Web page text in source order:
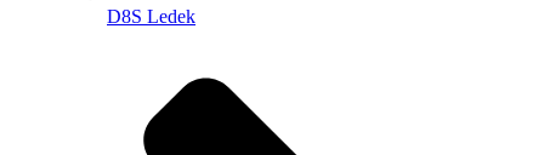
D8S Ledek